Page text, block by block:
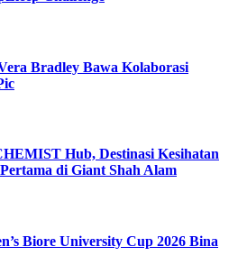
Bradley Bawa Kolaborasi
Hub, Destinasi Kesihatan
di Giant Shah Alam
Biore University Cup 2026 Bina